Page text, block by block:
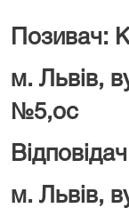
Позивач:
м. Львів,
м. Львів,